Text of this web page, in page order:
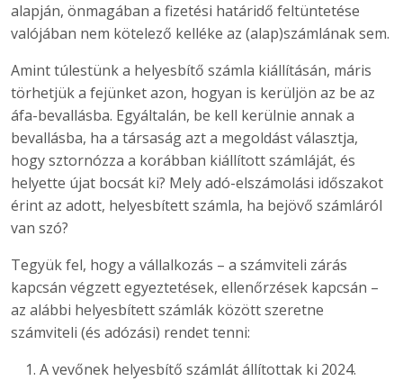
alapján, önmagában a fizetési határidő feltüntetése
valójában nem kötelező kelléke az (alap)számlának sem.
Amint túlestünk a helyesbítő számla kiállításán, máris
törhetjük a fejünket azon, hogyan is kerüljön az be az
áfa-bevallásba. Egyáltalán, be kell kerülnie annak a
bevallásba, ha a társaság azt a megoldást választja,
hogy sztornózza a korábban kiállított számláját, és
helyette újat bocsát ki? Mely adó-elszámolási időszakot
érint az adott, helyesbített számla, ha bejövő számláról
van szó?
Tegyük fel, hogy a vállalkozás – a számviteli zárás
kapcsán végzett egyeztetések, ellenőrzések kapcsán –
az alábbi helyesbített számlák között szeretne
számviteli (és adózási) rendet tenni:
A vevőnek helyesbítő számlát állítottak ki 2024.